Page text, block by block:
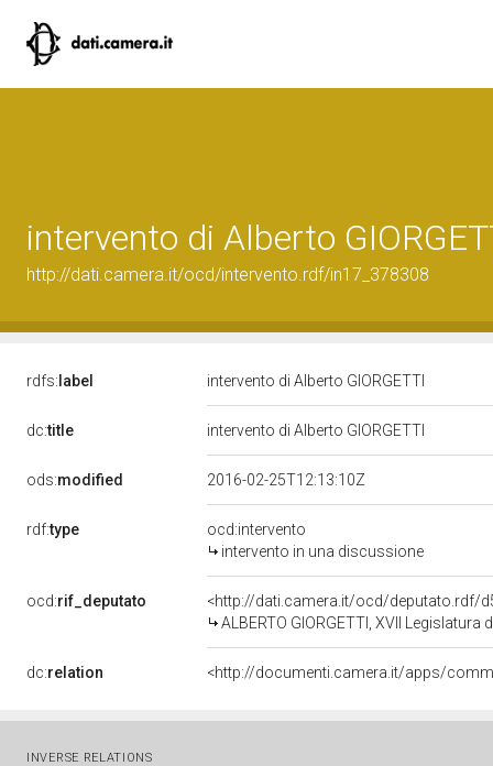
intervento di Alberto
http://dati.camera.it/ocd/intervento.rdf/in17_378308
rdfs: label intervento di Alberto GIORGETTI
dc:title intervento di Alberto GIORGETTI
ods:modified 2016-02-25T12:13:10Z
rdf:type
ocd:intervento
intervento in una discussione
ocd:rif_deputato
<http://dati.camera.it/ocd/deputato.rdf/
ALBERTO GIORGETTI, XVII Legislatura
dc:relation
INVERSE RELATIONS